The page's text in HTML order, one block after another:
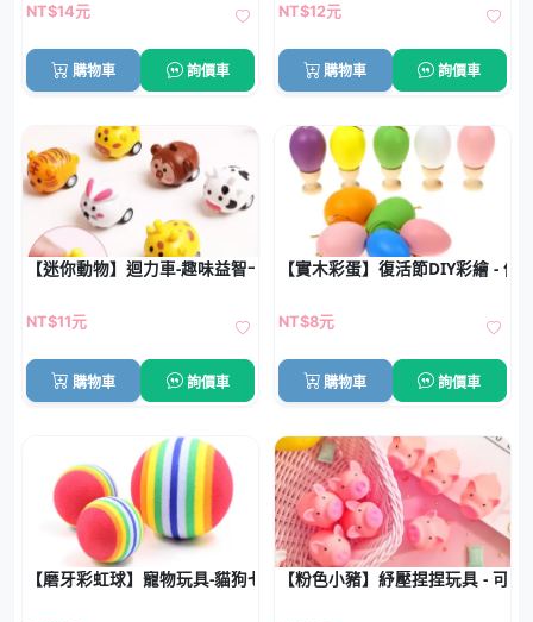
NT$14元
購物車 詢價車
NT$12元
購物車 詢價車
【迷你動物】迴力車-趣味益智卡通玩具
NT$11元
購物車 詢價車
【實木彩蛋】復活節DIY彩繪 - 仿
NT$8元
購物車 詢價車
【磨牙彩虹球】寵物玩具-貓狗七彩棉球【粉色小豬】紓壓捏捏玩具 - 可